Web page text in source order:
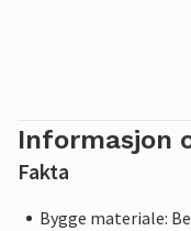
Informasjon
Fakta
Bygge materiale: